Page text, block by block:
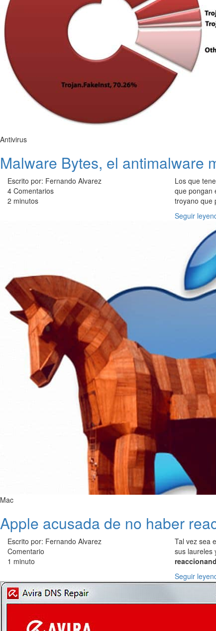
Antivirus
Malware Bytes, el antimalware
Escrito por: Fernando Alvarez
4 Comentarios
2 minutos
Los que
que pongan
troyano que
Seguir
Mac
Apple acusada de no haber
Escrito por: Fernando Alvarez
Comentario
1 minuto
Tal vez sea
sus laureles
Seguir